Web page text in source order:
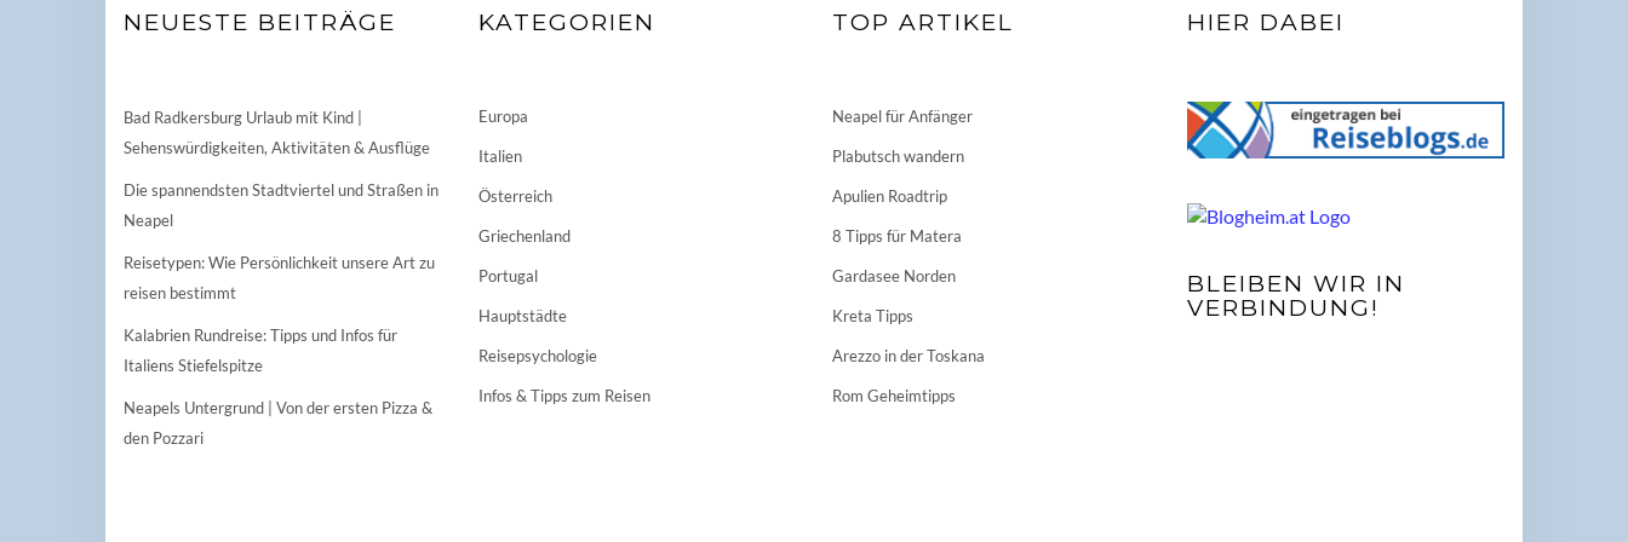
NEUESTE BEITRÄGE
Bad Radkersburg Urlaub mit Kind |
Sehenswürdigkeiten, Aktivitäten & Ausflüge
Die spannendsten Stadtviertel und Straßen in
Neapel
Reisetypen: Wie Persönlichkeit unsere Art zu
reisen bestimmt
Kalabrien Rundreise: Tipps und Infos für
Italiens Stiefelspitze
Neapels Untergrund | Von der ersten Pizza &
den Pozzari
KATEGORIEN
Europa
Italien
Österreich
Griechenland
Portugal
Hauptstädte
Reisepsychologie
Infos & Tipps zum Reisen
TOP ARTIKEL
Neapel für Anfänger
Plabutsch wandern
Apulien Roadtrip
8 Tipps für Matera
Gardasee Norden
Kreta Tipps
Arezzo in der Toskana
Rom Geheimtipps
HIER DABEI
BLEIBEN WIR IN
VERBINDUNG!